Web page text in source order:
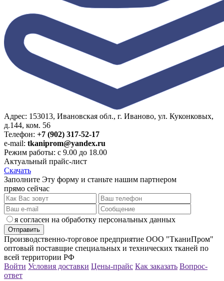
Адрес: 153013, Ивановская обл., г. Иваново, ул. Куконковых,
д.144, ком. 56
Телефон: +7 (902) 317-52-17
e-mail: tkaniprom@yandex.ru
Режим работы: с 9.00 до 18.00
Актуальный прайс-лист
Скачать
Заполните Эту форму и станьте нашим партнером
прямо сейчас
я согласен на обработку персональных данных
Производственно-торговое предприятие ООО "ТканиПром"
оптовый поставщие специальных и технических тканей по
всей территории РФ
Войти Условия доставки Цены-прайс Как заказать Вопрос-
ответ